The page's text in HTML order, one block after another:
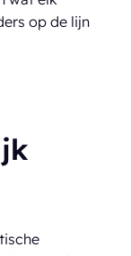
op de lijn